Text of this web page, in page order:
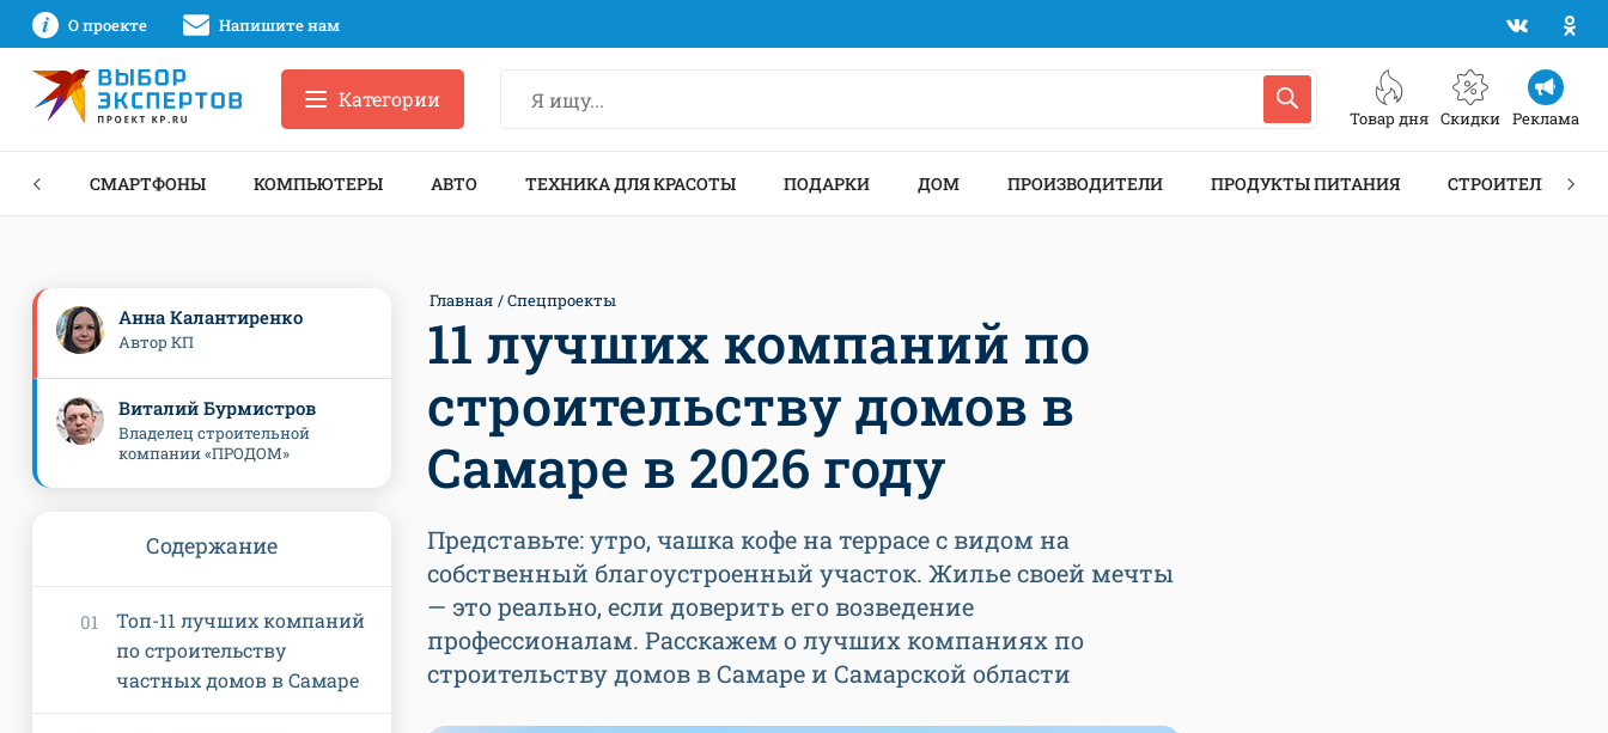
О проекте Напишите нам
Товар дня Скидки Реклама
Категории
СМАРТФОНЫ КОМПЬЮТЕРЫ АВТО ТЕХНИКА ДЛЯ КРАСОТЫ ПОДАРКИ ДОМ ПРОИЗВОДИТЕЛИ ПРОДУКТЫ ПИТАНИЯ СТРОИТЕЛЬСТВО
Главная Спецпроекты
11 лучших компаний по
строительству домов в
Самаре в 2026 году
Представьте: утро, чашка кофе на террасе с видом на
собственный благоустроенный участок. Жилье своей мечты
— это реально, если доверить его возведение
профессионалам. Расскажем о лучших компаниях по
строительству домов в Самаре и Самарской области
Анна Калантиренко
Автор КП
Виталий Бурмистров
Владелец строительной
компании «ПРОДОМ»
Содержание
Топ-11 лучших компаний
по строительству
частных домов в Самаре